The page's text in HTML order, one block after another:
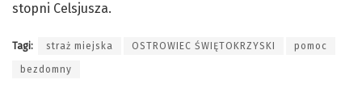
stopni Celsjusza.
Tagi: straż miejska OSTROWIEC ŚWIĘTOKRZYSKI pomoc
bezdomny